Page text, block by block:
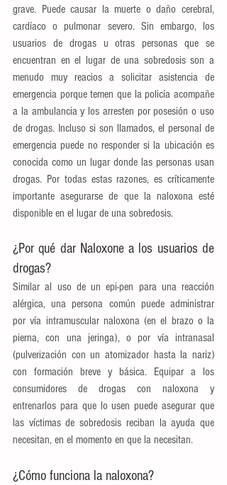
grave. Puede causar la muerte o daño cerebral,
cardíaco o pulmonar severo. Sin embargo, los
usuarios de drogas u otras personas que se
encuentran en el lugar de una sobredosis son a
menudo muy reacios a solicitar asistencia de
emergencia porque temen que la policía acompañe
a la ambulancia y los arresten por posesión o uso
de drogas. Incluso si son llamados, el personal de
emergencia puede no responder si la ubicación es
conocida como un lugar donde las personas usan
drogas. Por todas estas razones, es críticamente
importante asegurarse de que la naloxona esté
disponible en el lugar de una sobredosis.
¿Por qué dar Naloxone a los usuarios de
drogas?
Similar al uso de un epi-pen para una reacción
alérgica, una persona común puede administrar
por vía intramuscular naloxona (en el brazo o la
pierna, con una jeringa), o por vía intranasal
(pulverización con un atomizador hasta la nariz)
con formación breve y básica. Equipar a los
consumidores de drogas con naloxona y
entrenarlos para que lo usen puede asegurar que
las víctimas de sobredosis reciban la ayuda que
necesitan, en el momento en que la necesitan.
¿Cómo funciona la naloxona?